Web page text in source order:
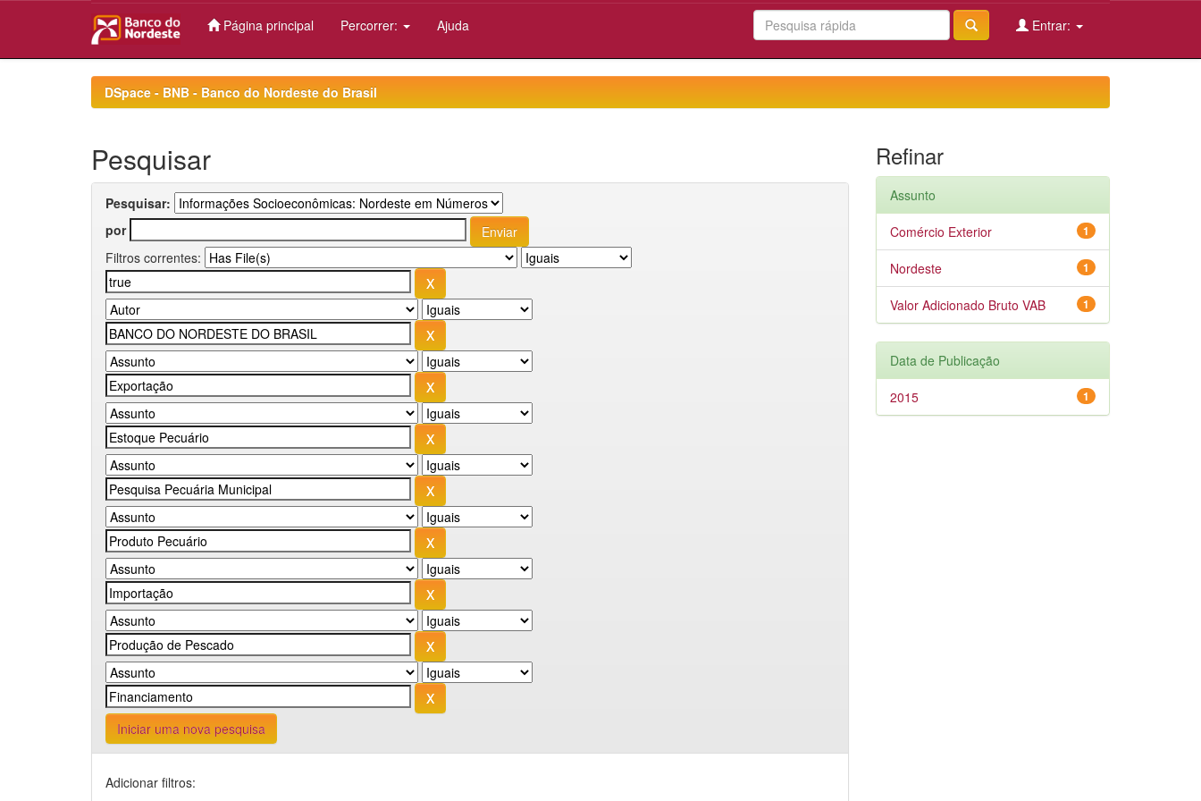
Página principal Percorrer: Ajuda Entrar:
DSpace - BNB - Banco do Nordeste do Brasil
Pesquisar
Pesquisar:
por
Filtros correntes:
Iniciar uma nova pesquisa
Adicionar filtros:
Refinar
Assunto
1
Comércio Exterior
1
Nordeste
1
Valor Adicionado Bruto VAB
Data de Publicação
1
2015